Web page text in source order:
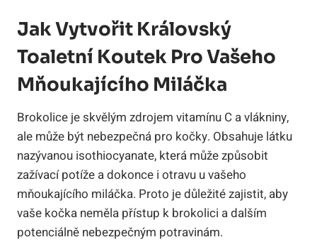
Jak Vytvořit Královský
Toaletní Koutek Pro Vašeho
Mňoukajícího Miláčka
Brokolice je skvělým zdrojem vitamínu C a vlákniny,
ale může být nebezpečná pro kočky. Obsahuje látku
nazývanou isothiocyanate, která může způsobit
zažívací potíže a dokonce i otravu u vašeho
mňoukajícího miláčka. Proto je důležité zajistit, aby
vaše kočka neměla přístup k brokolici a dalším
potenciálně nebezpečným potravinám.